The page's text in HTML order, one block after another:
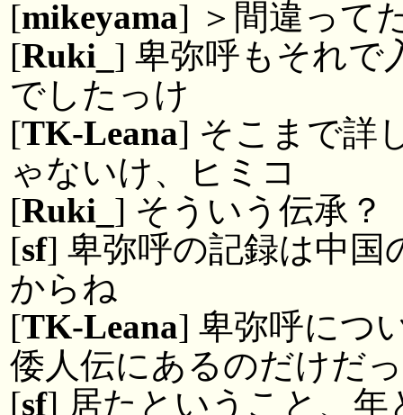
[mikeyama] ＞間違って
[Ruki_ ] 卑弥呼もそれで
でしたっけ
[TK-Leana] そこまで詳
ゃないけ、ヒミコ
[Ruki_ ] そういう伝承？
[sf] 卑弥呼の記録は中
からね
[TK-Leana] 卑弥呼につ
倭人伝にあるのだけだ
[sf] 居たということ、